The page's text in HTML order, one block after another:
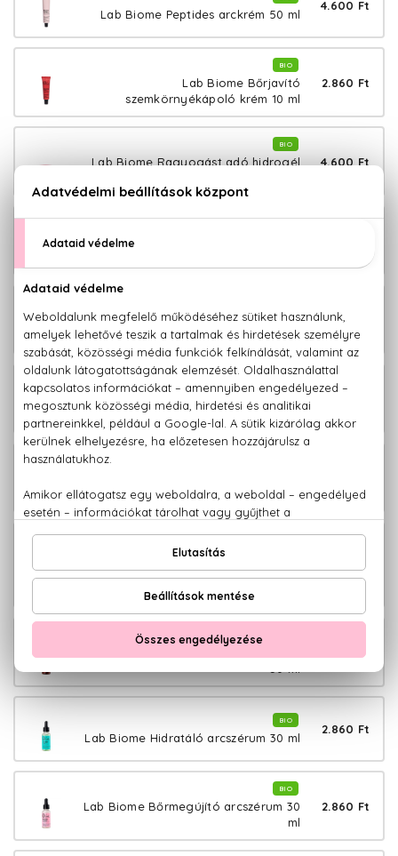
Lab Biome Peptides arckrém 50 ml
4.600 Ft
BIO
Lab Biome Bőrjavító
szemkörnyékápoló krém 10 ml
2.860 Ft
BIO
Lab Biome Ragyogást adó hidrogél
4.600 Ft
Lab Biome Szuper tonizáló hidrogél
Lab Biome Lifting hidrogél szemmaszk
60 db
4.600 Ft
Lab Biome Megújító hidrogél
szemmaszk 60 db
Lab Biome Ragyogásfokozó és
hidratáló éjszakai hidrogél szemmaszk
4.600 Ft
2.860 Ft
BIO
Lab Biome Hidratáló arcszérum 30 ml
2.860 Ft
BIO
Lab Biome Bőrmegújító arcszérum 30
ml
2.860 Ft